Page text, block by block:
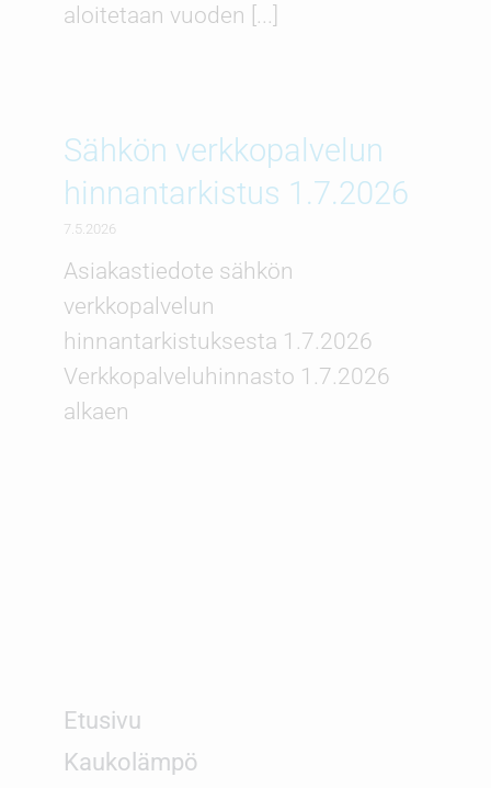
aloitetaan vuoden [...]
Sähkön verkkopalvelun
hinnantarkistus 1.7.2026
7.5.2026
Asiakastiedote sähkön
verkkopalvelun
hinnantarkistuksesta 1.7.2026
Verkkopalveluhinnasto 1.7.2026
alkaen
Etusivu
Kaukolämpö